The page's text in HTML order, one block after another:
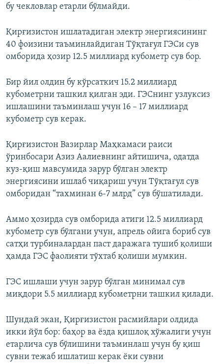
бу чекловлар етарли бўлмайди.
Қирғизистон ишлатадиган электр энергиясининг
40 фоизини таъминлайдиган Тўқтағул ГЭСи сув
омборида ҳозир 12.5 миллиард кубометр сув бор.
Бир йил олдин бу кўрсаткич 15.2 миллиард
кубометрни ташкил қилган эди. ГЭСнинг узлуксиз
ишлашини таъминлаш учун 16 – 17 миллиард
кубометр сув керак.
Қирғизистон Вазирлар Маҳкамаси раиси
ўринбосари Азиз Аалиевнинг айтишича, одатда
куз-қиш мавсумида зарур бўлган электр
энергиясини ишлаб чиқариш учун Тўқтағул сув
омборидан “тахминан 6-7 млрд” сув бўшатилади.
Аммо ҳозирда сув омборида атиги 12.5 миллиард
кубометр сув бўлгани учун, апрель ойига бориб сув
сатҳи турбиналардан паст даражага тушиб қолиши
ҳамда ГЭС фаолияти тўхтаб қолиши мумкин.
ГЭС ишлаши учун зарур бўлган минимал сув
миқдори 5.5 миллиард кубометрни ташкил қилади.
Шундай экан, Қирғизистон расмийлари олдида
икки йўл бор: баҳор ва ёзда қишлоқ хўжалиги учун
етарлича сув бўлишини таъминлаш учун бу қиш
сувни тежаб ишлатиш керак ёки сувни